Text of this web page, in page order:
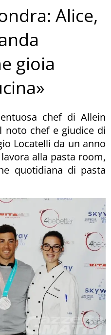
Alice,
gioia
chef di Allein
noto chef e giudice di
Locatelli da un anno
alla pasta room,
quotidiana di pasta